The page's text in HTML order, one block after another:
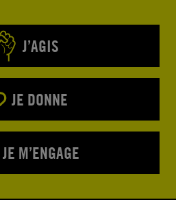
J’AGIS
JE DONNE
JE M’ENGAGE